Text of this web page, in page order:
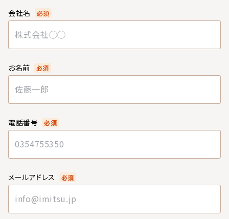
会社名 必須
お名前 必須
電話番号 必須
メールアドレス 必須